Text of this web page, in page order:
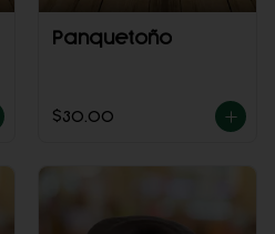
Panquetoño
$30.00